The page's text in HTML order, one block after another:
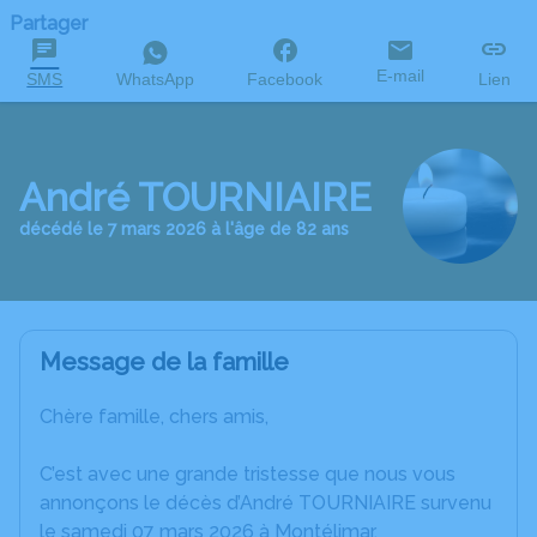
Partager
SMS WhatsApp Facebook E-mail Lien
André TOURNIAIRE
décédé le 7 mars 2026 à l'âge de 82 ans
Message de la famille
Chère famille, chers amis,
C’est avec une grande tristesse que nous vous
annonçons le décès d’André TOURNIAIRE survenu
le samedi 07 mars 2026 à Montélimar.